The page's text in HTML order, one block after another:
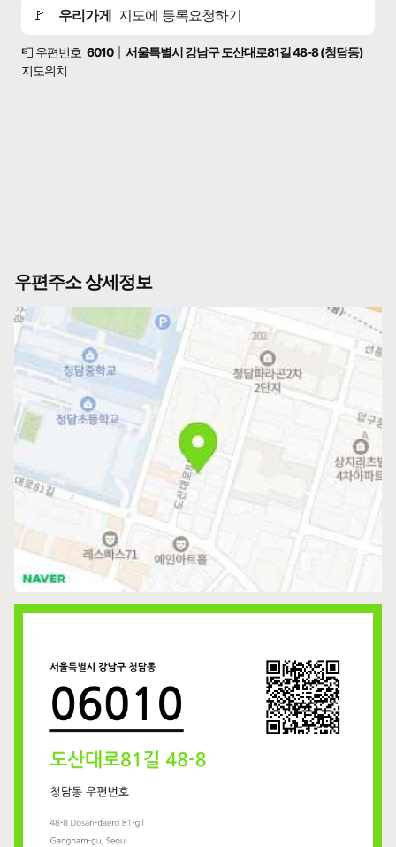
🚩 우리가게 지도에 등록요청하기
📮 우편번호 6010
서울특별시 강남구 도산대로81길 48-8 (청담동)
지도위치
우편주소 상세정보